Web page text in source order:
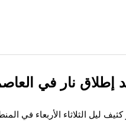
إطلاق نار في
ليل الثلاثاء الأربعاء في